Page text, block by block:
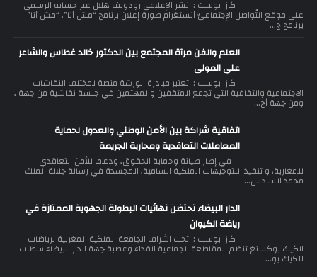
كازا بوست : نشر الإعلامي رودولف هلال عبر حسابه الرسمي
على موقع التّواصل الإجتماعيّ أنستغرام صورة إعلان برنامج “مش أنا”. “مش أنا”
برنامج ج...
العلم والفن مرآة المجتمع بين الدكتور خالد غطاس والشاعر
علي المولى
كازا بوست : تعتبر مبادرة الورشة منصة لمختلف النقاشات
الاجتماعية والثقافية التي تجمع المثقفين والمهتمين في جلسة نقاشية من جهة ،
ومن جهة أخ...
اتفاقية شراكة بين الأمن الوطني والعدول لحماية
المعاملات التعاقدية ومحاربة الجريمة
في إطار صيانة وحماية الحقوق، ودعما للأمن التعاقدي
للمغاربة، و تنفيذا للتوجيهات الملكية السامية، المجسدة في رسالة جلالة الملك
محمد السادس...
الدار البيضاء تحتضن نهائيات البطولة الجهوية الممتازة في
رياضة الكيوان
كازا بوست : تحت اشراف الجامعة الملكية المغربية لرياضات
الكيك بوكسنغ تنظم المقاطعة الجماعية الفداء وعصبة جهة الدار البيضاء سطات
للكيك بو...